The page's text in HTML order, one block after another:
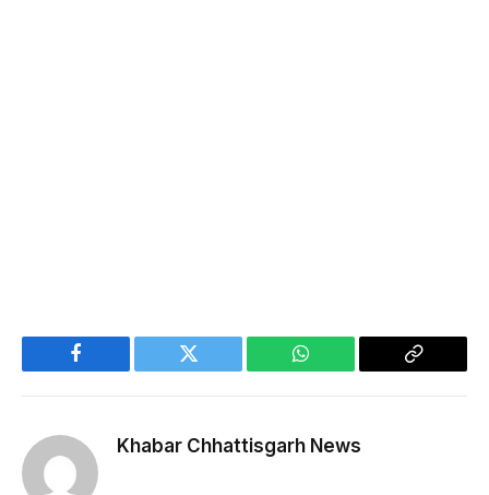
Facebook Twitter WhatsApp
Copy
Khabar Chhattisgarh News